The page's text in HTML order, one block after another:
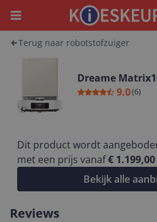
Menu
Terug naar robotstofzuiger
Dreame
9.0(6)
Dit product wordt
met een prijs vanaf€ 1.199,00
Bekijk alle
Reviews